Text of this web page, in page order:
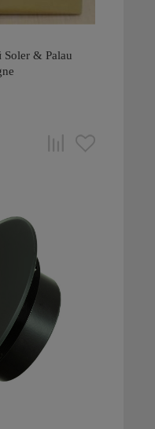
Soler & Palau